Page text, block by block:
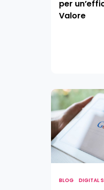
per
Valore
Risultato
ZERO:
come
posizionarsi
su
Google
BLOG DIGITAL